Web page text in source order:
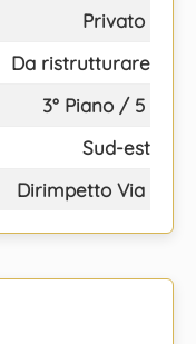
Privato
Da ristrutturare
3° Piano / 5
Sud-est
Dirimpetto Via